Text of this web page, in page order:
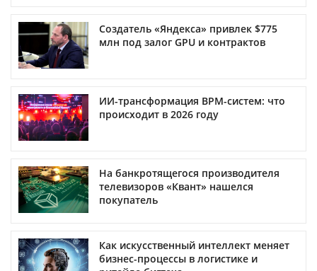
Создатель «Яндекса» привлек $775
млн под залог GPU и контрактов
ИИ-трансформация BPM-систем: что
происходит в 2026 году
На банкротящегося производителя
телевизоров «Квант» нашелся
покупатель
Как искусственный интеллект меняет
бизнес-процессы в логистике и